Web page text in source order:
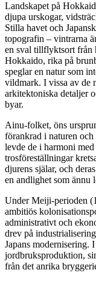
Landskapet på
djupa urskogar,
Stilla havet och
topografin – vintrarna
en sval tillflyktsort från
Hokkaido, rika på
speglar en natur som
vildmark. I vissa av de
arkitektoniska detaljer
byar.
Ainu-folket, öns
förankrad i naturen och
levde de i harmoni
trosföreställningar
djurens själar, och
en andlighet som ännu
Under Meiji-perioden
ambitiös
administrativt och
drev på
Japans modernisering.
jordbruksproduktion,
från det anrika